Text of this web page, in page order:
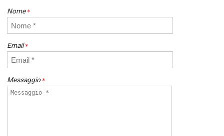
Nome *
Email*
Messaggio *